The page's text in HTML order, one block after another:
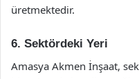
üretmektedir.
6. Sektördeki Yeri
Amasya Akmen İnşaat,